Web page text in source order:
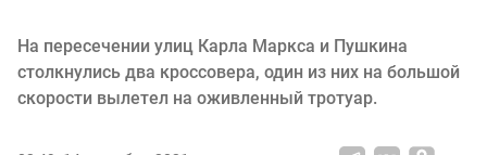
На пересечении улиц Карла Маркса и Пушкина
столкнулись два кроссовера, один из них на большой
скорости вылетел на оживленный тротуар.